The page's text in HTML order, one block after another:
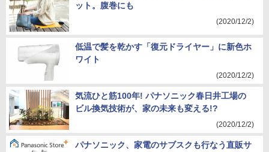
ット。腹巻にも
(2020/12/2)
低温で髪を乾かす「復元ドライヤー」に新色ホ
ワイト
(2020/12/2)
気流ひと筋100年! パナソニック春日井工場の
ビル換気技術が、家の未来も変える!?
(2020/12/2)
パナソニック、家電のサブスクも行なう直販サ